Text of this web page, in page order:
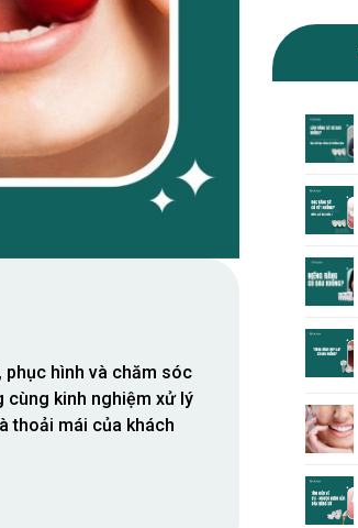
phục hình và chăm sóc
cùng kinh nghiệm xử lý
thoải mái của khách